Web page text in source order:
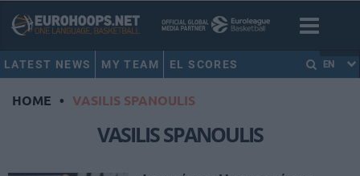
LATEST NEWS MY TEAM EL SCORES EN
HOME • VASILIS SPANOULIS
VASILIS SPANOULIS